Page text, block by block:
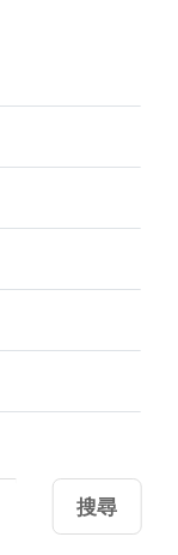
搜尋